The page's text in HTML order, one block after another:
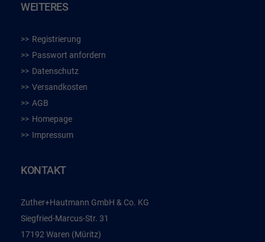
WEITERES
Registrierung
Passwort anfordern
Datenschutz
Versandkosten
AGB
Homepage
Impressum
KONTAKT
Zuther+Hautmann GmbH & Co. KG
Siegfried-Marcus-Str. 31
17192 Waren (Müritz)